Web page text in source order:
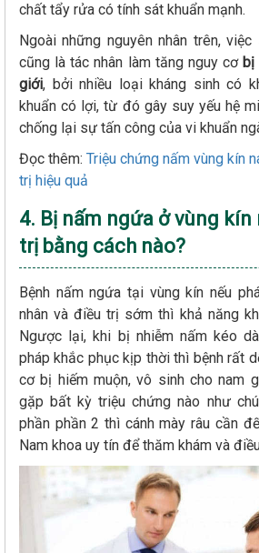
chất tẩy rửa có tính sát khuẩn mạnh.
Ngoài những nguyên nhân trên,
cũng là tác nhân làm tăng nguy cơ
giới, bởi nhiều loại kháng sinh có
khuẩn có lợi, từ đó gây suy yếu hệ
chống lại sự tấn công của vi khuẩn
Đọc thêm: Triệu chứng nấm vùng kín
trị hiệu quả
4. Bị nấm ngứa ở vùng
trị bằng cách nào?
Bệnh nấm ngứa tại vùng kín nếu
nhân và điều trị sớm thì khả năng
Ngược lại, khi bị nhiễm nấm kéo
pháp khắc phục kịp thời thì bệnh rất
cơ bị hiếm muộn, vô sinh cho nam
gặp bất kỳ triệu chứng nào như
phần phần 2 thì cánh mày râu cần
Nam khoa uy tín để thăm khám và